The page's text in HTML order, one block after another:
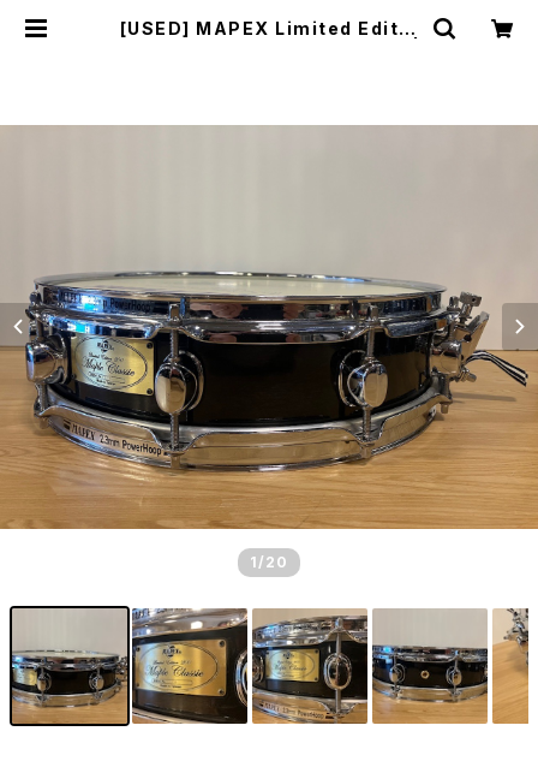
[USED] MAPEX Limited Editio
1 /20